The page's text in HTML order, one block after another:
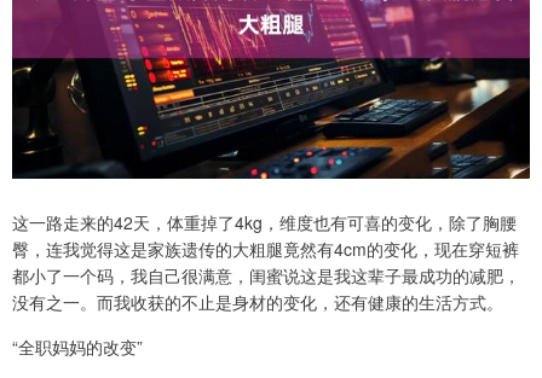
这一路走来的42天，体重掉了4kg，维度也有可喜的变化，除了胸腰
臀，连我觉得这是家族遗传的大粗腿竟然有4cm的变化，现在穿短裤
都小了一个码，我自己很满意，闺蜜说这是我这辈子最成功的减肥，
没有之一。而我收获的不止是身材的变化，还有健康的生活方式。
“全职妈妈的改变”